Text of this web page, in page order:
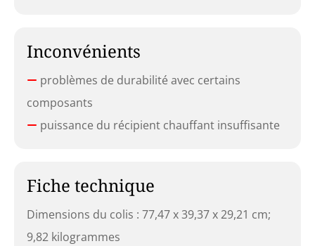
Inconvénients
problèmes de durabilité avec certains
composants
puissance du récipient chauffant insuffisante
Fiche technique
Dimensions du colis : 77,47 x 39,37 x 29,21 cm;
9,82 kilogrammes